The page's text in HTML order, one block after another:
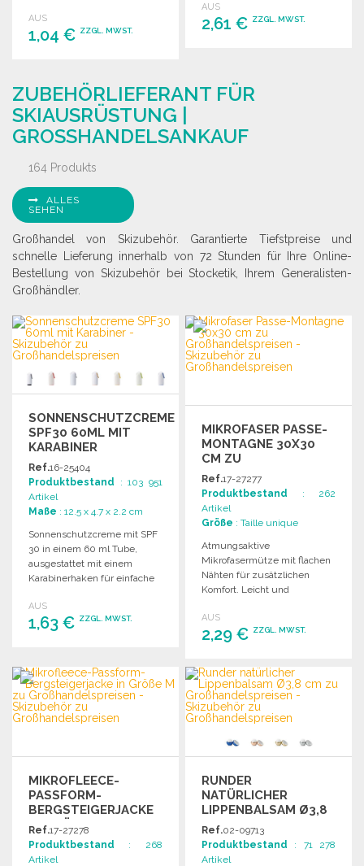
jeden Fahrradfahrer.
AUS
1,04 € ZZGL. MWST.
Angebot anfordern
fluoreszierendes Material in
Zitronenfarbe. Maße: 14 x 18 x
AUS
2,61 € ZZGL. MWST.
Angebot anfordern
ZUBEHÖRLIEFERANT FÜR
SKIAUSRÜSTUNG |
GROSSHANDELSANKAUF
164 Produkts
ALLES
SEHEN
Großhandel von Skizubehör. Garantierte Tiefstpreise und
schnelle Lieferung innerhalb von 72 Stunden für Ihre Online-
Bestellung von Skizubehör bei Stocketik, Ihrem Generalisten-
Großhändler.
SONNENSCHUTZCREME
SPF30 60ML MIT
KARABINER
Ref.16-25404
Produktbestand : 103 951
Artikel
Maße : 12.5 x 4.7 x 2.2 cm
Sonnenschutzcreme mit SPF
30 in einem 60 ml Tube,
ausgestattet mit einem
Karabinerhaken für einfache
AUS
1,63 € ZZGL. MWST.
Angebot anfordern
MIKROFASER PASSE-
MONTAGNE 30X30
CM ZU
GROSSHANDELSPREISEN
Ref.17-27277
Produktbestand : 262
Artikel
Größe : Taille unique
Atmungsaktive
Mikrofasermütze mit flachen
Nähten für zusätzlichen
Komfort. Leicht und
für verschiedene Aktivitäten.
AUS
2,29 € ZZGL. MWST.
BESTELLEN
Angebot anfordern
MIKROFLEECE-
PASSFORM-
BERGSTEIGERJACKE
IN GRÖSSE M ZU G
ROSSHANDELSPREISEN
Ref.17-27278
Produktbestand : 268
Artikel
RUNDER
NATÜRLICHER
LIPPENBALSAM Ø3,8
CM
Ref.02-09713
Produktbestand : 71 278
Artikel